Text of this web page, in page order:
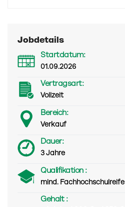
Jobdetails
Startdatum:
01.09.2026
Vertragsart:
Vollzeit
Bereich:
Verkauf
Dauer:
3 Jahre
Qualifikation :
mind. Fachhochschulreife
Gehalt :